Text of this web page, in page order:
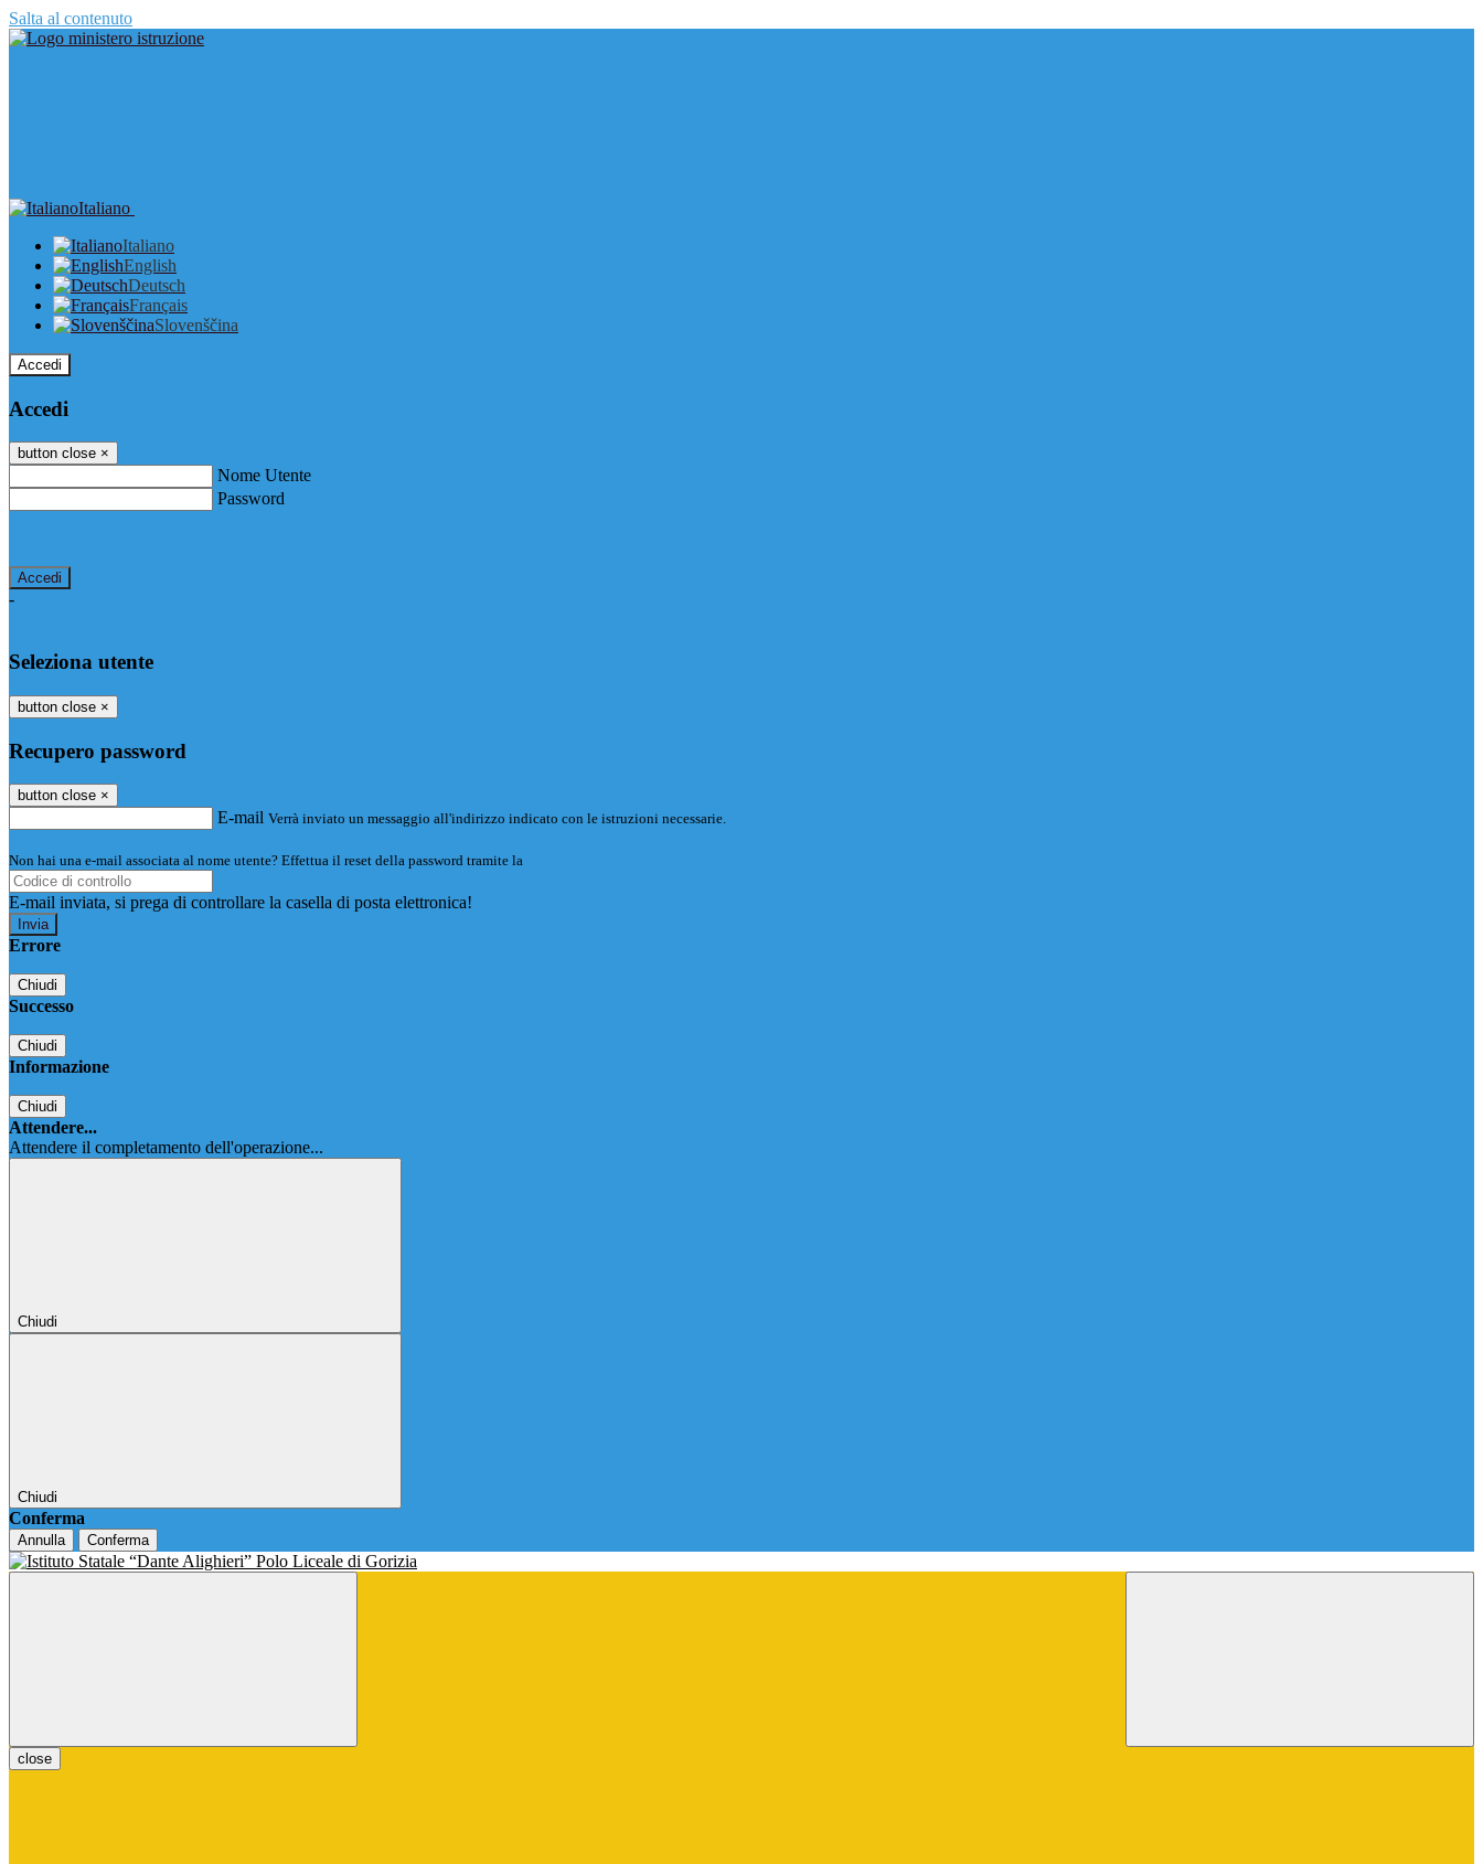
Salta al contenuto
Italiano
Italiano
English
Deutsch
Français
Slovenščina
Accedi
Accedi
button close ×
Nome Utente
Password
-
Seleziona utente
button close ×
Recupero password
button close ×
E-mail Verrà inviato un messaggio all'indirizzo indicato con le istruzioni necessarie.
Non hai una e-mail associata al nome utente? Effettua il reset della password tramite la
E-mail inviata, si prega di controllare la casella di posta elettronica!
Errore
Chiudi
Successo
Chiudi
Informazione
Chiudi
Attendere...
Attendere il completamento dell'operazione...
Chiudi
Chiudi
Conferma
Annulla Conferma
close